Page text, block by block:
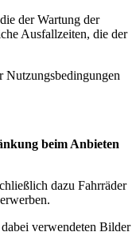
der Wartung der
Ausfallzeiten, die der
Nutzungsbedingungen
beim Anbieten
dazu Fahrräder
verwendeten Bilder